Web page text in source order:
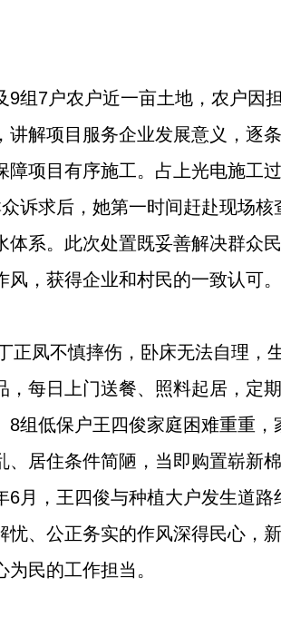
组7户农户近一亩土地，农户因
解项目服务企业发展意义，逐
项目有序施工。占上光电施工
诉求后，她第一时间赶赴现场核
系。此次处置既妥善解决群众
，获得企业和村民的一致认可。
正凤不慎摔伤，卧床无法自理，
每日上门送餐、照料起居，定
组低保户王四俊家庭困难重重
居住条件简陋，当即购置崭新
月，王四俊与种植大户发生道
、公正务实的作风深得民心，
民的工作担当。